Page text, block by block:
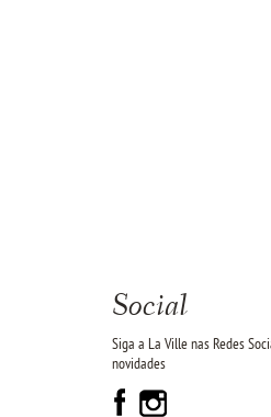
Social
Siga a La Ville nas Redes
novidades